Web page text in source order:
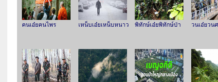
คนเอ๋ยคนไพร เหน็บเอ๋ยเหน็บหนาว พิทักษ์เอ๋ยพิทักษ์ป่า วนเอ๋ยวน